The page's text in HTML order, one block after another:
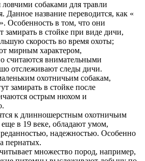
собаками для травли
Данное название переводится, как «
Особенность в том, что они
в стойке при виде дичи,
скорость во время охоты;
мирным характером,
считаются внимательными
отслеживают следы дичи.
охотничьим собакам,
замирать в стойке после
острым нюхом и
к длинношерстным охотничьим
в 19 веке, обладают умом,
надежностью. Особенно
пернатых.
множество пород, например,